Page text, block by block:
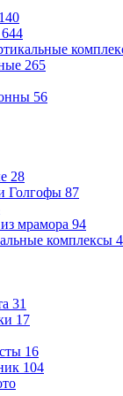
140
644
265
56
28
Голгофы 87
мрамора 94
комплексы
31
17
16
104